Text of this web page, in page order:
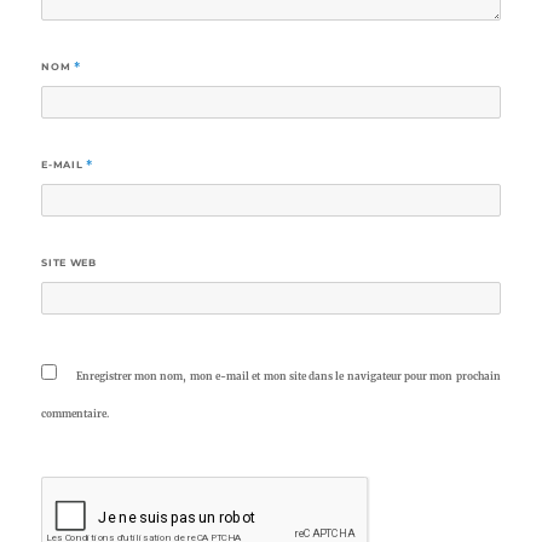
NOM *
E-MAIL *
SITE WEB
Enregistrer mon nom, mon e-mail et mon site dans le navigateur pour mon prochain
commentaire.